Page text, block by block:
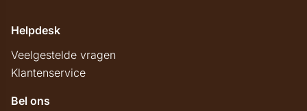
Helpdesk
Veelgestelde vragen
Klantenservice
Bel ons